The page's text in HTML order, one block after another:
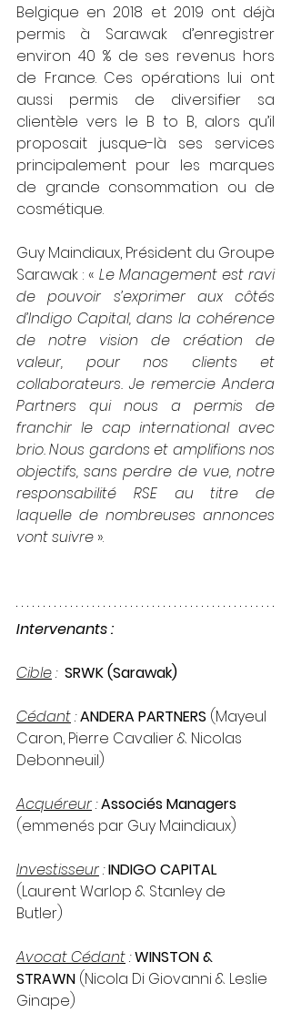
Belgique en 2018 et 2019 ont déjà
permis à Sarawak d’enregistrer
environ 40 % de ses revenus hors
de France. Ces opérations lui ont
aussi permis de diversifier sa
clientèle vers le B to B, alors qu’il
proposait jusque-là ses services
principalement pour les marques
de grande consommation ou de
cosmétique.
Guy Maindiaux, Président du Groupe
Sarawak : « Le Management est ravi
de pouvoir s’exprimer aux côtés
d’Indigo Capital, dans la cohérence
de notre vision de création de
valeur, pour nos clients et
collaborateurs. Je remercie Andera
Partners qui nous a permis de
franchir le cap international avec
brio. Nous gardons et amplifions nos
objectifs, sans perdre de vue, notre
responsabilité RSE au titre de
laquelle de nombreuses annonces
vont suivre ».
Intervenants :
Cible : SRWK (Sarawak)
Cédant : ANDERA PARTNERS (Mayeul
Caron, Pierre Cavalier & Nicolas
Debonneuil)
Acquéreur : Associés Managers
(emmenés par Guy Maindiaux)
Investisseur : INDIGO CAPITAL
(Laurent Warlop & Stanley de
Butler)
Avocat Cédant : WINSTON &
STRAWN (Nicola Di Giovanni & Leslie
Ginape)